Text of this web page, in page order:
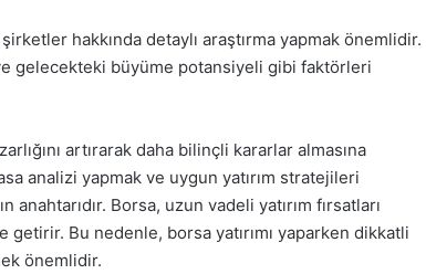
hakkında detaylı araştırma yapmak önemlidir.
gelecekteki büyüme potansiyeli gibi faktörleri
artırarak daha bilinçli kararlar almasına
analizi yapmak ve uygun yatırım stratejileri
anahtarıdır. Borsa, uzun vadeli yatırım fırsatları
Bu nedenle, borsa yatırımı yaparken dikkatli
önemlidir.